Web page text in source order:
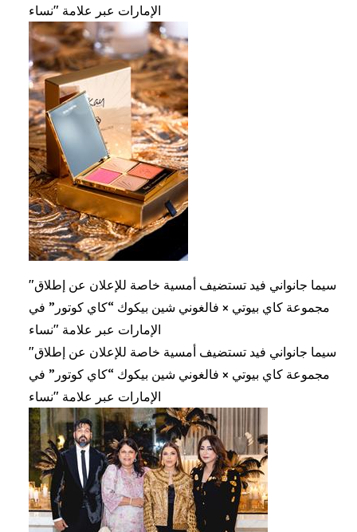
الإمارات عبر علامة "نساء
"سيما جانواني فيد تستضيف أمسية خاصة للإعلان عن إطلاق
مجموعة كاي بيوتي × فالغوني شين بيكوك “كاي كوتور” في
الإمارات عبر علامة "نساء
"سيما جانواني فيد تستضيف أمسية خاصة للإعلان عن إطلاق
مجموعة كاي بيوتي × فالغوني شين بيكوك “كاي كوتور” في
الإمارات عبر علامة "نساء